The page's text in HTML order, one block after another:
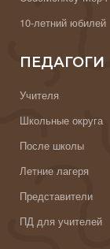
10-летний юбилей
ПЕДАГОГИ
Учителя
Школьные округа
После школы
Летние лагеря
Представители
ПД для учителей